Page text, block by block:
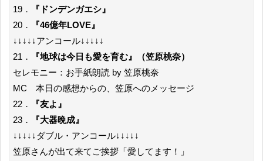
19．
『ドンデンガエシ』
20．
『46億年LOVE』
↓↓↓↓↓アンコール↓↓↓↓↓
21．
『地球は今日も愛を育む』（笠原桃奈）
セレモニー：お手紙朗読 by 笠原桃奈
MC 本日の感想からの、笠原へのメッセージ
22．
『友よ』
23．
『大器晩成』
↓↓↓↓↓ダブル・アンコール↓↓↓↓↓
笠原さんが出て来てご挨拶「愛してます！」